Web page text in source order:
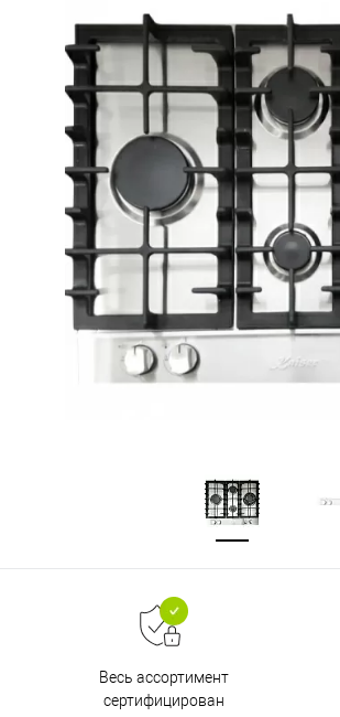
Весь ассортимент
сертифицирован